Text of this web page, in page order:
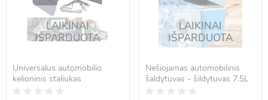
LAIKINAI
IŠPARDUOTA
Universalus automobilio
kelioninis staliukas
LAIKINAI
IŠPARDUOTA
Nešiojamas automobilinis
šaldytuvas - šildytuvas 7.5L